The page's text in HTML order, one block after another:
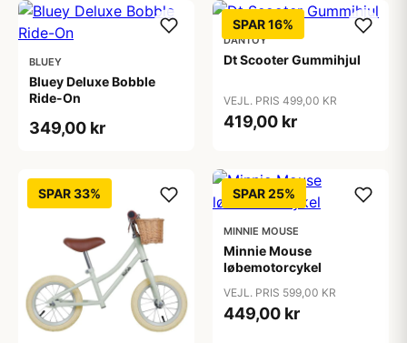
BLUEY
Bluey Deluxe Bobble
Ride-On
349,00 kr
SPAR 16%
DANTOY
Dt Scooter Gummihjul
VEJL. PRIS 499,00 KR
419,00 kr
SPAR 33% SPAR 25%
MINNIE MOUSE
Minnie Mouse
løbemotorcykel
VEJL. PRIS 599,00 KR
449,00 kr